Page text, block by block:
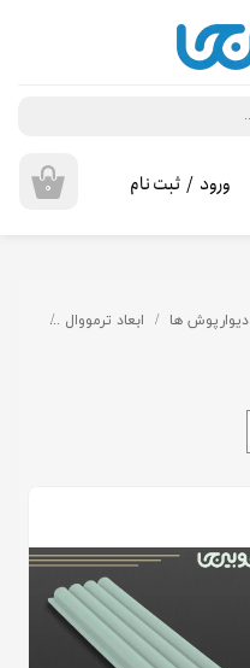
۰ ورود / ثبت نام
دیوارپوش ها ابعاد ترمووال